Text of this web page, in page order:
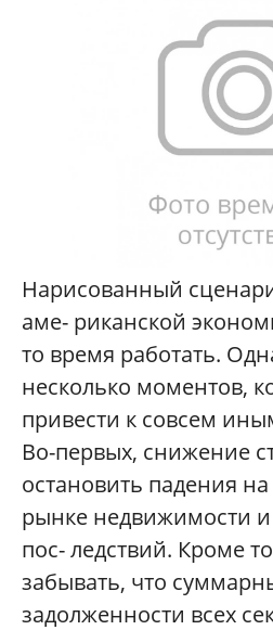
Нарисованный
аме- риканской
то время работать.
несколько моментов,
привести к совсем
Во-первых, снижение
остановить падения
рынке недвижимости
пос- ледствий. Кроме
забывать, что
задолженности всех